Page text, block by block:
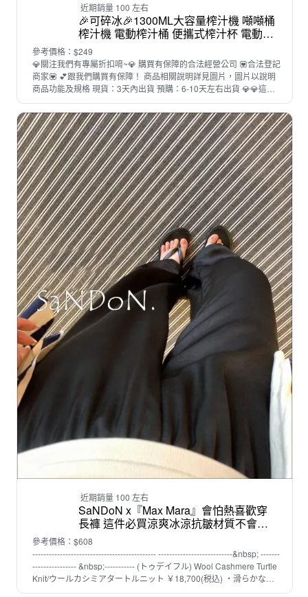
近期銷量 100 左右
🎉可碎冰🎉1300ML大容量榨汁機 噸噸桶
榨汁機 電動榨汁桶 便攜式榨汁杯 電動果
汁機 多功能榨汁 隨行杯果汁機
參考價格：$249
💎關注我們有專屬折扣唷~💎 購買有保障的合法經營公司 💟合法登記
商家💟 💕跟我們購買有保障！ 商品相關說明詳見圖片，圖片以說明
商品功能及規格 現貨：3天內出貨 預購：6-10天左右出貨 💎💎這款
超多人詢問購買的~💖歡迎詢問批發~有批發價唷💕 產品優點✨✨ 1.
便利性👍👍隨行設計：一體式杯身設計，榨汁後可直接攜帶飲用，免
去額外清洗容器的麻煩。 無線便攜：內建充電電池，無需插電，戶
外、辦公室、旅行皆可使用。 2. 高效榨汁技術👍👍強力馬達：高轉
速（18000轉/一分鐘）瞬間擊碎水果、冰塊，口感細膩無渣。 多功
能刀頭：可處理硬質食材（如胡蘿蔔、堅果）或軟性水果（如草莓、
香蕉）。 3. 健康導向👍👍保留營養：短時間榨汁減少氧化，保留蔬
果纖維與維生素。 低糖選擇：自控甜度，避免市售果汁的添加糖
分。 4. 易清洗與安全👍👍可拆式設計：刀座、杯身分離，清水沖洗
即淨。 <p style="box-sizing:border-
box;padding:0px;margin:0px;font-style:normal;font-weight:400;font-
stretch:inherit;font-size:14px;line-height:1.7;font-family:helvetica,
arial, Zen Sans JhengHei san-serif;font-size-adjust:inherit;vertical-
align:baseline;border:0px;color:rgb(51, 51, 51);letter-
spacing:normal;orphans:2;text-align:left;text-indent:0px;text-
transform:none;widows:2;word-spacing:0px;white
近期銷量 100 左右
SaNDoN x『Max Mara』會怕熱喜歡穿
長褲 這件必買涼爽冰涼抗皺材質不會透
日本進口醋酸布料垂墜度超好鬆緊直筒
褲 260425
參考價格：$608
--------------------------------------------- ---------------------------&nbsp; -------
---------------- &nbsp;----------- (トゥデイフル) Wool Cashmere Turtle
Knit/ウールカシミアタートルニット ￥18,700(税込) ・滑らかな肌
触りのウールカシミヤ糸で編み上げたタートルニット ・縫い目の